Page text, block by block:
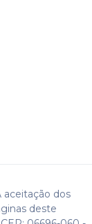
aceitação dos
deste